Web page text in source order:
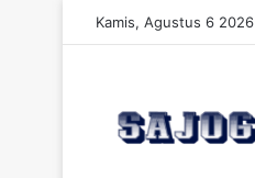
Kamis, Agustus 6 2026